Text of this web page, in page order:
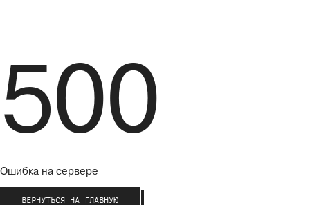
500
Ошибка на сервере
ВЕРНУТЬСЯ НА ГЛАВНУЮ